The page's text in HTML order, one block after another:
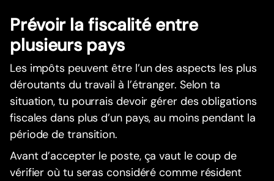
Prévoir la fiscalité entre
plusieurs pays
Les impôts peuvent être l’un des aspects les plus
déroutants du travail à l’étranger. Selon ta
situation, tu pourrais devoir gérer des obligations
fiscales dans plus d’un pays, au moins pendant la
période de transition.
Avant d’accepter le poste, ça vaut le coup de
vérifier où tu seras considéré comme résident